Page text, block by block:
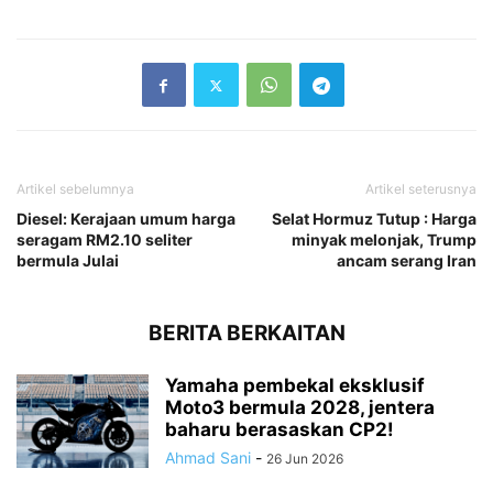
Artikel sebelumnya
Diesel: Kerajaan umum harga
seragam RM2.10 seliter
bermula Julai
Artikel seterusnya
Selat Hormuz Tutup : Harga
minyak melonjak, Trump
ancam serang Iran
BERITA BERKAITAN
Yamaha pembekal eksklusif
Moto3 bermula 2028, jentera
baharu berasaskan CP2!
Ahmad Sani - 26 Jun 2026